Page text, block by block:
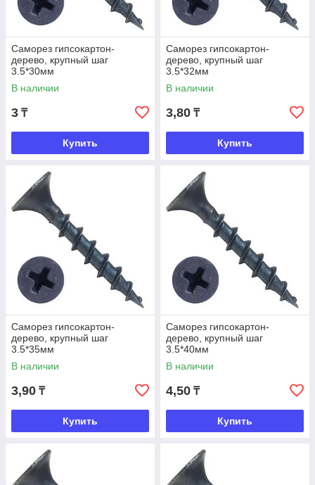
Саморез гипсокартон-
дерево, крупный шаг
3.5*30мм
В наличии
3 ₸
Купить
Саморез гипсокартон-
дерево, крупный шаг
3.5*32мм
В наличии
3,80 ₸
Купить
Саморез гипсокартон-
дерево, крупный шаг
3.5*35мм
В наличии
3,90 ₸
Купить
Саморез гипсокартон-
дерево, крупный шаг
3.5*40мм
В наличии
4,50 ₸
Купить